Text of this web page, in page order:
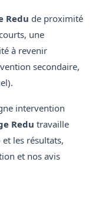
Redu de proximité
une
à revenir
secondaire,
intervention
Redu travaille
les résultats,
et nos avis